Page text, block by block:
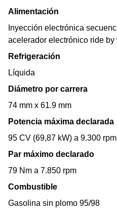
Alimentación
Inyección electrónica
acelerador electrónico ride by
Refrigeración
Líquida
Diámetro por carrera
74 mm x 61.9 mm
Potencia máxima declarada
95 CV (69,87 kW) a 9.300 rpm
Par máximo declarado
79 Nm a 7.850 rpm
Combustible
Gasolina sin plomo 95/98